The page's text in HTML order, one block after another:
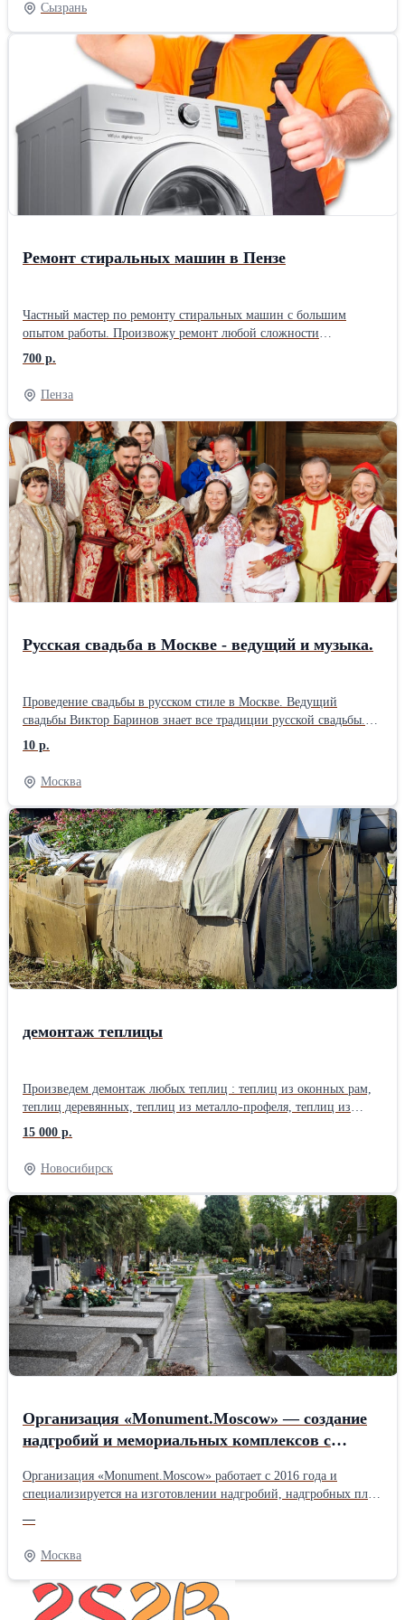
Сызрань
Ремонт стиральных машин в Пензе
Частный мастер по ремонту стиральных машин с большим
опытом работы. Произвожу ремонт любой сложности
стиральных машин автомат любых производителей на дому,
либо можете привезти в мастерскую. Работаю без посредников,
поэтому цены ниже чем у фирм. Использую качественные
запчасти, даю гарантию до 2-ух лет на работу и запчасти.
Стоимость ремонта называю до начала работы и она не меняется,
оплачиваете после проверки. Помимо бумажных документов
выдаю электронный чек с прописанной гарантией. Имеется
склад запчастей, что в большинстве случаев позволяет
выполнить ремонт у вас дома за один визит, при сложном
ремонте забираю машинку или узел в мастерскую. Многие
проблемы удается решить по телефону, звоните, консультация
бесплатна. С примерами и стоимостью ремонтов можете
ознакомиться на сайте.
700 р.
Пенза
Русская свадьба в Москве - ведущий и музыка.
Проведение свадьбы в русском стиле в Москве. Ведущий
свадьбы Виктор Баринов знает все традиции русской свадьбы.
Красочные,запоминающиеся обряды, русские игры и забавы,
приметы, толкование таинства венчания в русском языке,
зажигательные русские танцы, мастер классы и музыкальные
номера. Программа рассчитана на людей любого возраста от
мала до велика. Всем будет весело.
10 р.
Москва
демонтаж теплицы
Произведем демонтаж любых теплиц : теплиц из оконных рам,
теплиц деревянных, теплиц из металло-профеля, теплиц из
поликарбоната.Демонтаж производим с вывозом на полигоны
или без вывоза. Стоимость от 15000 рублей. Предоставляет
транспорт и грузчики. По всем вопросам обращаться по
телефону.
15 000 р.
Новосибирск
Организация «Monument.Moscow» — создание
надгробий и мемориальных комплексов с
Организация «Monument.Moscow» работает с 2016 года и
специализируется на изготовлении надгробий, надгробных плит
создание изделий из натурального гранита и мрамора,
качественный монтаж и комплексное благоустройство
захоронений. Компания успешно реализовала больше 500
проектов, предоставляет свыше 30 видов камня и обеспечивает
100% точное соблюдение сроков . Приоритетная особенность —
—
Москва